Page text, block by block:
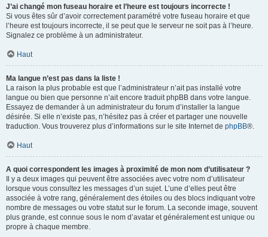
J’ai changé mon fuseau horaire et l’heure est toujours incorrecte !
Si vous êtes sûr d’avoir correctement paramétré votre fuseau horaire et que
l’heure est toujours incorrecte, il se peut que le serveur ne soit pas à l’heure.
Signalez ce problème à un administrateur.
Haut
Ma langue n’est pas dans la liste !
La raison la plus probable est que l’administrateur n’ait pas installé votre
langue ou bien que personne n’ait encore traduit phpBB dans votre langue.
Essayez de demander à un administrateur du forum d’installer la langue
désirée. Si elle n’existe pas, n’hésitez pas à créer et partager une nouvelle
traduction. Vous trouverez plus d’informations sur le site Internet de phpBB®.
Haut
A quoi correspondent les images à proximité de mon nom d’utilisateur ?
Il y a deux images qui peuvent être associées avec votre nom d’utilisateur
lorsque vous consultez les messages d’un sujet. L’une d’elles peut être
associée à votre rang, généralement des étoiles ou des blocs indiquant votre
nombre de messages ou votre statut sur le forum. La seconde image, souvent
plus grande, est connue sous le nom d’avatar et généralement est unique ou
propre à chaque membre.